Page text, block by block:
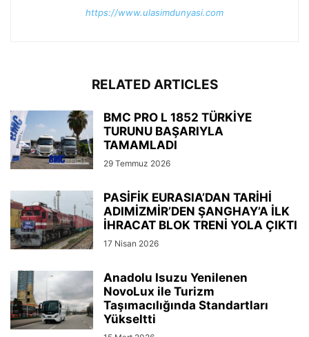
https://www.ulasimdunyasi.com
RELATED ARTICLES
BMC PRO L 1852 TÜRKİYE
TURUNU BAŞARIYLA
TAMAMLADI
29 Temmuz 2026
PASİFİK EURASIA’DAN TARİHİ
ADIMİZMİR’DEN ŞANGHAY’A İLK
İHRACAT BLOK TRENİ YOLA ÇIKTI
17 Nisan 2026
Anadolu Isuzu Yenilenen
NovoLux ile Turizm
Taşımacılığında Standartları
Yükseltti